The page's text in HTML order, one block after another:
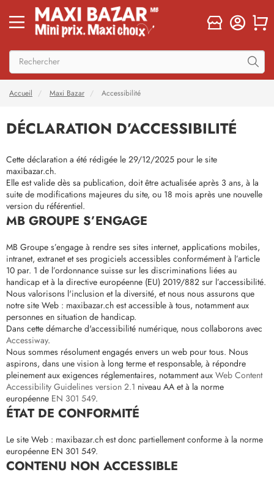
Accueil Maxi Bazar Accessibilité
DÉCLARATION D’ACCESSIBILITÉ
Cette déclaration a été rédigée le 29/12/2025 pour le site
maxibazar.ch.
Elle est valide dès sa publication, doit être actualisée après 3 ans, à la
suite de modifications majeures du site, ou 18 mois après une nouvelle
version du référentiel.
MB GROUPE S’ENGAGE
MB Groupe s’engage à rendre ses sites internet, applications mobiles,
intranet, extranet et ses progiciels accessibles conformément à l’article
10 par. 1 de l’ordonnance suisse sur les discriminations liées au
handicap et à la directive européenne (EU) 2019/882 sur l’accessibilité.
Nous valorisons l'inclusion et la diversité, et nous nous assurons que
notre site Web : maxibazar.ch est accessible à tous, notamment aux
personnes en situation de handicap.
Dans cette démarche d'accessibilité numérique, nous collaborons avec
Accessiway.
Nous sommes résolument engagés envers un web pour tous. Nous
aspirons, dans une vision à long terme et responsable, à répondre
pleinement aux exigences réglementaires, notamment aux Web Content
Accessibility Guidelines version 2.1 niveau AA et à la norme
européenne EN 301 549.
ÉTAT DE CONFORMITÉ
Le site Web : maxibazar.ch est donc partiellement conforme à la norme
européenne EN 301 549.
CONTENU NON ACCESSIBLE